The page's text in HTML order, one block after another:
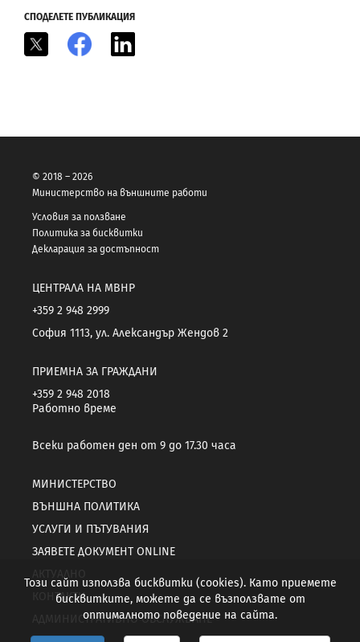
СПОДЕЛЕТЕ ПУБЛИКАЦИЯ
Facebook
© 2018 – 2026
Министерство на външните работи
Условия за ползване
Политика за бисквитки
Декларация за достъпност
ЦЕНТРАЛА НА МВНР
+359 2 948 2999
София 1113, ул. Александър Жендов 2
ПРИЕМНА ЗА ГРАЖДАНИ
+359 2 948 2018
Работно време
Всеки работен ден от 9 до 17.30 часа
МИНИСТЕРСТВО
ВЪНШНА ПОЛИТИКА
УСЛУГИ И ПЪТУВАНИЯ
ЗАЯВЕТЕ ДОКУМЕНТ ONLINE
КОНТАКТИ
АДМИНИСТРАТИВНО ОБСЛУЖВАНЕ
Този сайт използва бисквитки (cookies). Като приемете
бисквитките, можете да се възползвате от
оптималното поведение на сайта.